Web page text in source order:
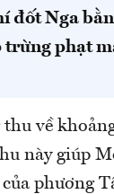
đốt Nga
trừng phạt
về
này giúp
phương